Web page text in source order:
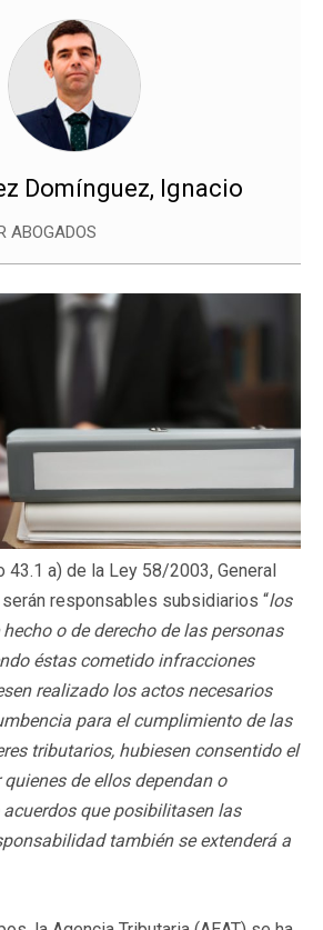
Domínguez, Ignacio
ABOGADOS
43.1 a) de la Ley 58/2003, General
serán responsables subsidiarios “los
o de derecho de las personas
éstas cometido infracciones
realizado los actos necesarios
para el cumplimiento de las
tributarios, hubiesen consentido el
de ellos dependan o
que posibilitasen las
también se extenderá a